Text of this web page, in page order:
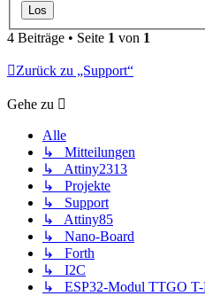
4 Beiträge • Seite 1 von 1
Zurück zu „Support“
Gehe zu
Alle
↳ Mitteilungen
↳ Attiny2313
↳ Projekte
↳ Support
↳ Attiny85
↳ Nano-Board
↳ Forth
↳ I2C
↳ ESP32-Modul TTGO T-